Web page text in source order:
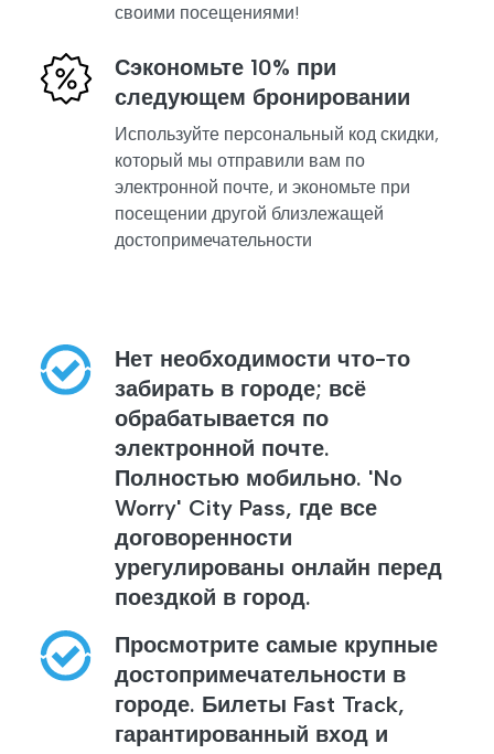
своими посещениями!
Сэкономьте 10% при
следующем бронировании
Используйте персональный код скидки,
который мы отправили вам по
электронной почте, и экономьте при
посещении другой близлежащей
достопримечательности
Нет необходимости что-то
забирать в городе; всё
обрабатывается по
электронной почте.
Полностью мобильно. 'No
Worry' City Pass, где все
договоренности
урегулированы онлайн перед
поездкой в город.
Просмотрите самые крупные
достопримечательности в
городе. Билеты Fast Track,
гарантированный вход и